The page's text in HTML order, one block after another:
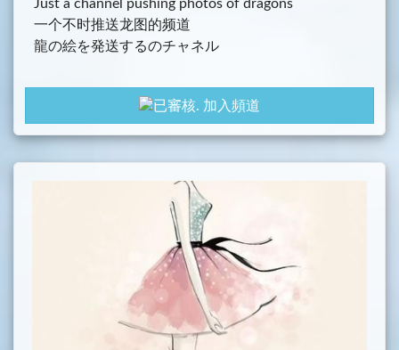
Just a channel pushing photos of dragons
一个不时推送龙图的频道
龍の絵を発送するのチャネル
加入頻道